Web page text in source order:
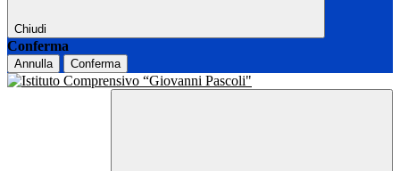
Chiudi
Conferma
Annulla Conferma